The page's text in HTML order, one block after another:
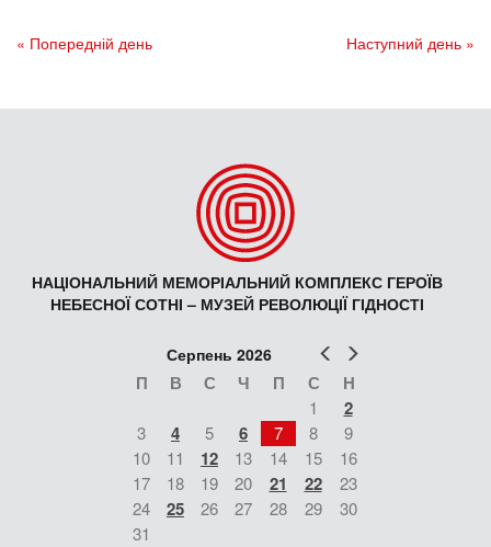
« Попередній день Наступний день »
НАЦІОНАЛЬНИЙ МЕМОРІАЛЬНИЙ КОМПЛЕКС ГЕРОЇВ
НЕБЕСНОЇ СОТНІ – МУЗЕЙ РЕВОЛЮЦІЇ ГІДНОСТІ
Попер
Серпень 2026
П В С Ч П С Н
1 2
3 4 5 6 7 8
9
10
11 12 13 14 15
16
17
18 19 20 21 22
23
24
25 26 27 28 29
30
31